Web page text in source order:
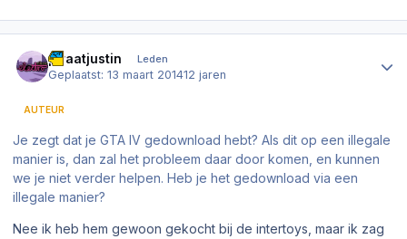
piraatjustin Leden
Geplaatst:13 maart 201412 jaren
AUTEUR
Je zegt dat je GTA IV gedownload hebt? Als dit op een illegale
manier is, dan zal het probleem daar door komen, en kunnen
we je niet verder helpen. Heb je het gedownload via een
illegale manier?
Nee ik heb hem gewoon gekocht bij de intertoys, maar ik zag